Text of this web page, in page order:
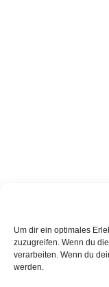
Um dir ein optimales
zuzugreifen. Wenn du
verarbeiten. Wenn du
werden.